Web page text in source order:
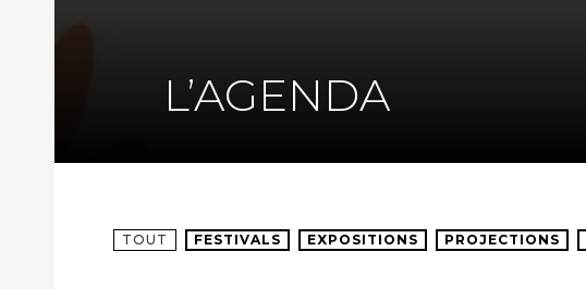
L’AGENDA
TOUT FESTIVALS EXPOSITIONS PROJECTIONS